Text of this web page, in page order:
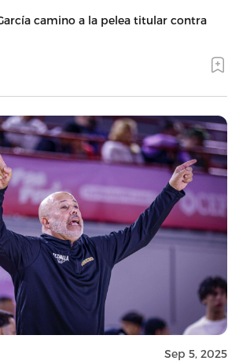
camino a la pelea titular contra
Sep 5, 2025